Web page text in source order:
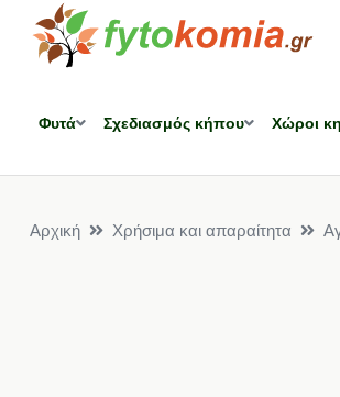
Φυτά Σχεδιασμός κήπου Χώροι
Αρχική Χρήσιμα και απαραίτητα